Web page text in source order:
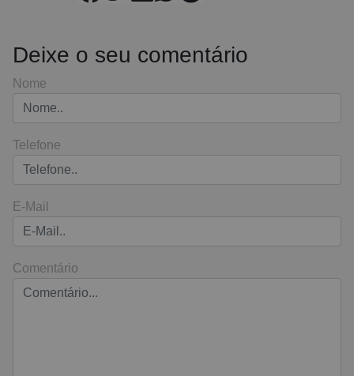
Deixe o seu comentário
Nome
Telefone
E-Mail
Comentário